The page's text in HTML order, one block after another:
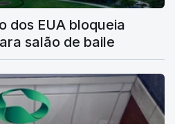
dos EUA bloqueia
salão de baile